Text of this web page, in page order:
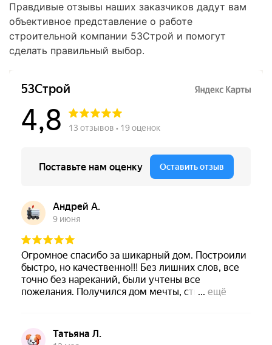
Правдивые отзывы наших заказчиков дадут вам
объективное представление о работе
строительной компании 53Строй и помогут
сделать правильный выбор.